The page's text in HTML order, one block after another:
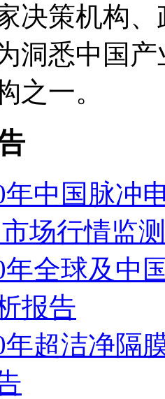
决策机构
洞悉中国
之一。
年中国脉冲
市场行情监
年全球及中
报告
年超洁净隔